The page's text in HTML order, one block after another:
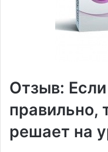
Отзыв:
правильно,
решает на